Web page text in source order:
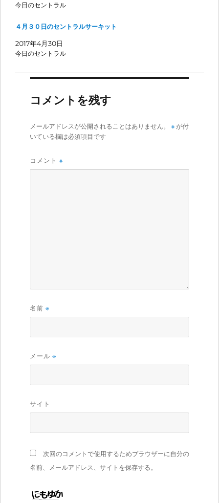
今日のセントラル
４月３０日のセントラルサーキット
2017年4月30日
今日のセントラル
コメントを残す
メールアドレスが公開されることはありません。 ※が付
いている欄は必須項目です
コメント ※
名前 ※
メール ※
サイト
次回のコメントで使用するためブラウザーに自分の
名前、メールアドレス、サイトを保存する。